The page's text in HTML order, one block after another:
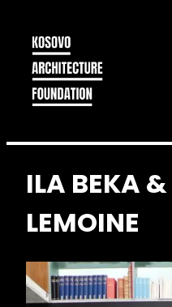
ILA BEKA &
LEMOINE